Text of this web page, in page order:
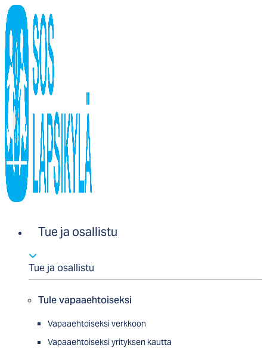
Tue ja osallistu
Tue ja osallistu
Tule vapaaehtoiseksi
Vapaaehtoiseksi verkkoon
Vapaaehtoiseksi yrityksen kautta